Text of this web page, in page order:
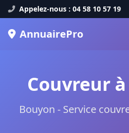
Appelez-nous : 04 58 10 57 19
AnnuairePro
Couvreur
Bouyon - Service